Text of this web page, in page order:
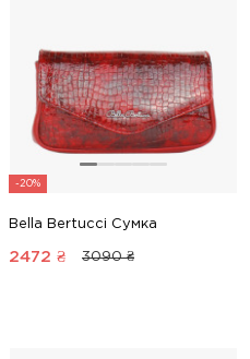
-20%
Bella Bertucci Сумка
2472 ₴ 3090 ₴